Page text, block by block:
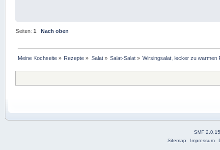
Seiten:1 Nach oben
Meine Kochseite » Rezepte » Salat» Salat-Salat » Wirsingsalat, lecker zu warmen
SMF
Sitemap
Impressum